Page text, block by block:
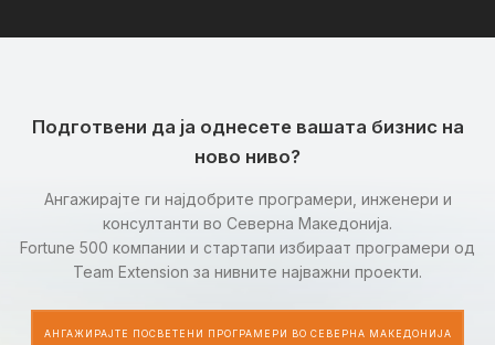
Подготвени да ја однесете вашата бизнис на
ново ниво?
Ангажирајте ги најдобрите програмери, инженери и
консултанти во Северна Македонија.
Fortune 500 компании и стартапи избираат програмери од
Team Extension за нивните најважни проекти.
АНГАЖИРАЈТЕ ПОСВЕТЕНИ ПРОГРАМЕРИ ВО СЕВЕРНА МАКЕДОНИЈА